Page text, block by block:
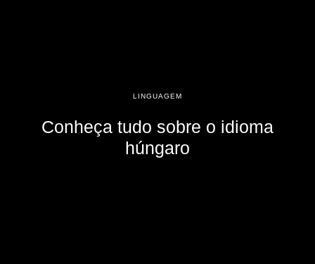
LINGUAGEM
Conheça tudo sobre o idioma
húngaro